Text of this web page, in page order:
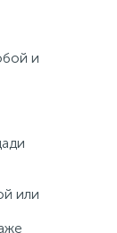
и
или